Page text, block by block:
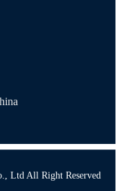
Ltd All Right Reserved